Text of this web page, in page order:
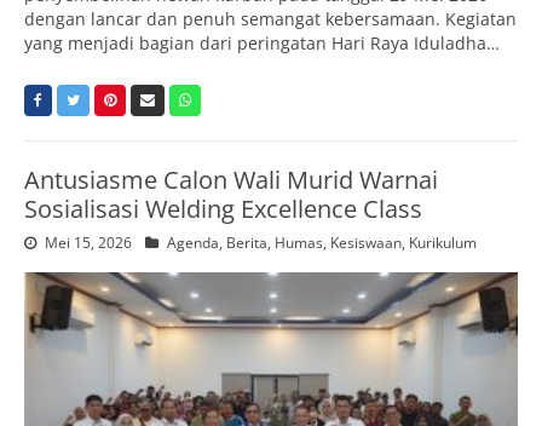
dengan lancar dan penuh semangat kebersamaan. Kegiatan
yang menjadi bagian dari peringatan Hari Raya Iduladha…
Antusiasme Calon Wali Murid Warnai
Sosialisasi Welding Excellence Class
Mei 15, 2026 Agenda, Berita, Humas, Kesiswaan, Kurikulum